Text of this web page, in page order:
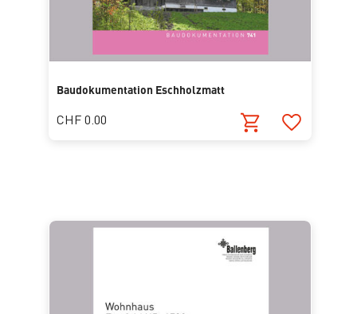
Baudokumentation Eschholzmatt
CHF 0.00